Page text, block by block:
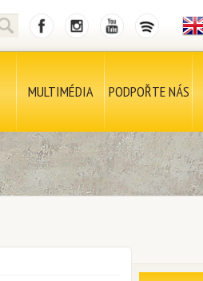
MULTIMÉDIA PODPOŘTE NÁS